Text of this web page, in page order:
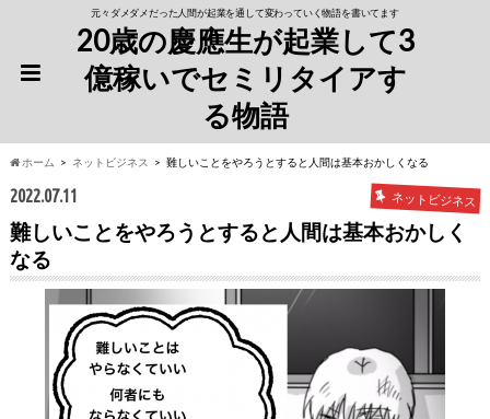
元々ダメダメだった人間が起業を通して変わっていく物語を書いてます
20歳の慶應生が起業して3
億稼いでセミリタイアす
る物語
ホーム ネットビジネス 難しいことをやろうとすると人間は基本おかしくなる
2022.07.11 ネットビジネス
難しいことをやろうとすると人間は基本おかしく
なる